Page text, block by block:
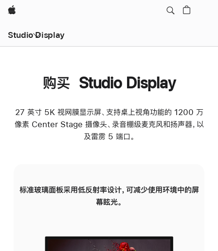
Apple
Studio Display
购买 Studio Display
27 英寸 5K 视网膜显示屏、支持桌上视角功能的 1200 万
像素 Center Stage 摄像头、录音棚级麦克风和扬声器，以
及雷雳 5 端口。
标准玻璃面板采用低反射率设计，可减少使用环境中的屏
幕眩光。